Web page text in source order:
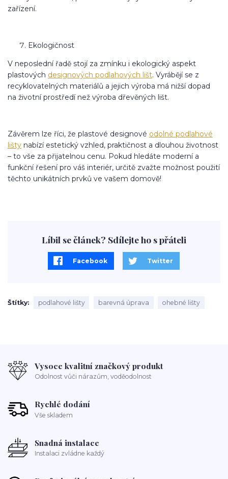
zařízení.
Ekologičnost
V neposlední řadě stojí za zmínku i ekologický aspekt
plastových designových podlahových lišt. Vyrábějí se z
recyklovatelných materiálů a jejich výroba má nižší dopad
na životní prostředí než výroba dřevěných lišt.
Závěrem lze říci, že plastové designové odolné podlahové
lišty nabízí estetický vzhled, praktičnost a dlouhou životnost
– to vše za přijatelnou cenu. Pokud hledáte moderní a
funkční řešení pro váš interiér, určitě zvažte možnost použití
těchto unikátních prvků ve vašem domově!
Líbil se článek? Sdílejte ho s přáteli
Facebook Twitter
Štítky podlahové lišty barevná úprava ohebné lišty
Vysoce kvalitní značkový produkt
Odolnost vůči nárazům, voděodolnost
Rychlé dodání
Vše skladem
Snadná instalace
Instalaci zvládne každý